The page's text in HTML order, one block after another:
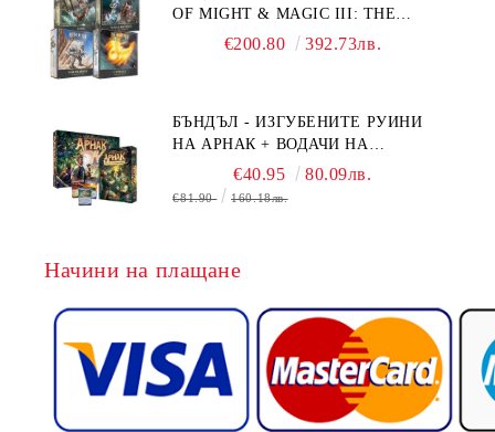
OF MIGHT & MAGIC III: THE
BOARD GAME EXPANSIONS -
€200.80 392.73лв.
БЪНДЪЛ - ИЗГУБЕНИТЕ РУИНИ
НА АРНАК + ВОДАЧИ НА
ЕКСПЕДИЦИИ + ПРОМО КАРТИ
БЕЗПЛАТНО
€40.95 80.09лв.
€81.90 160.18лв.
Начини на плащане